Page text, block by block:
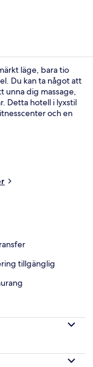
läge, bara tio
Du kan ta något att
unna dig massage,
Detta hotell i lyxstil
och en
tillgänglig